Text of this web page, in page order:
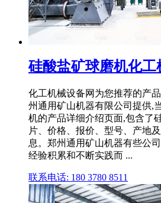
硅酸盐矿球磨机化工
化工机械设备网为您推荐的产
州通用矿山机器有限公司提供,
机的产品详细介绍页面,包含了
片、价格、报价、型号、产地
息。郑州通用矿山机器有些公
经验积累和不断实践而 ...
联系电话: 180 3780 8511